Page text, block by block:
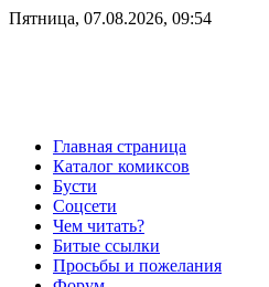
Пятница, 07.08.2026, 09:54
Главная страница
Каталог комиксов
Бусти
Соцсети
Чем читать?
Битые ссылки
Просьбы и пожелания